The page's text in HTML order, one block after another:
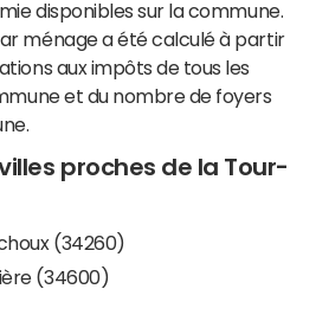
disponibles sur la commune.
ménage a été calculé à partir
aux impôts de tous les
et du nombre de foyers
proches de la Tour-
(34260)
(34600)